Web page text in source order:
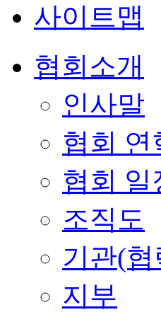
사이트맵
협회소개
인사말
협회 연
협회 일
조직도
기관(
지부